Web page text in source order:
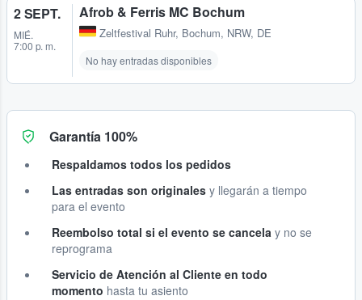
2 SEPT.
MIÉ.
7:00 p. m.
Afrob & Ferris MC Bochum
Zeltfestival Ruhr, Bochum, NRW, DE
No hay entradas disponibles
Garantía 100%
Respaldamos todos los pedidos
Las entradas son originales y llegarán a tiempo
para el evento
Reembolso total si el evento se cancela y no se
reprograma
Servicio de Atención al Cliente en todo
momento hasta tu asiento